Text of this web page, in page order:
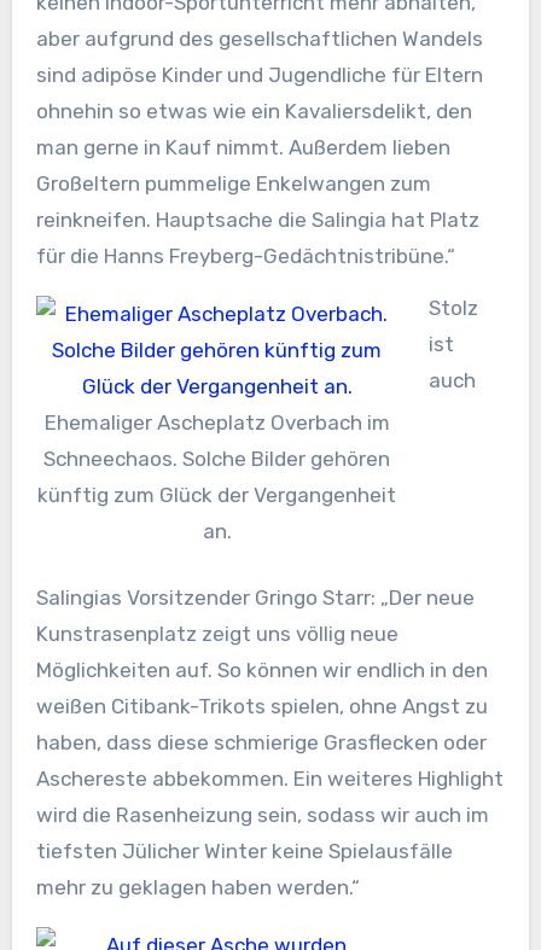
aber aufgrund des gesellschaftlichen Wandels
sind adipöse Kinder und Jugendliche für Eltern
ohnehin so etwas wie ein Kavaliersdelikt, den
man gerne in Kauf nimmt. Außerdem lieben
Großeltern pummelige Enkelwangen zum
reinkneifen. Hauptsache die Salingia hat Platz
für die Hanns Freyberg-Gedächtnistribüne.“
Ehemaliger Ascheplatz Overbach im
Schneechaos. Solche Bilder gehören
künftig zum Glück der Vergangenheit
an.
Stolz
ist
auch
Salingias Vorsitzender Gringo Starr: „Der neue
Kunstrasenplatz zeigt uns völlig neue
Möglichkeiten auf. So können wir endlich in den
weißen Citibank-Trikots spielen, ohne Angst zu
haben, dass diese schmierige Grasflecken oder
Aschereste abbekommen. Ein weiteres Highlight
wird die Rasenheizung sein, sodass wir auch im
tiefsten Jülicher Winter keine Spielausfälle
mehr zu geklagen haben werden.“